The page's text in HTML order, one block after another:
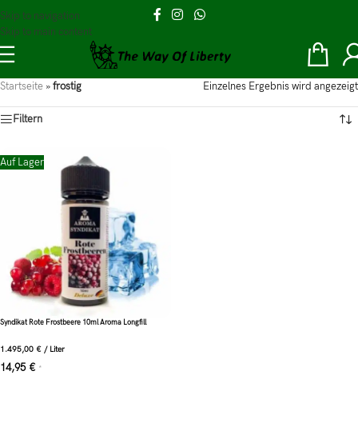
Skip to navigation
Skip to main content
Startseite »frostig Einzelnes Ergebnis wird angezeigt
Filtern
Auf Lager
Syndikat Rote Frostbeere 10ml Aroma Longfill
1.495,00 € / Liter
14,95 € *